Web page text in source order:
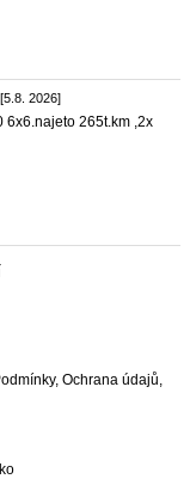
2026]
6x6.najeto 265t.km ,2x
, Ochrana údajů,